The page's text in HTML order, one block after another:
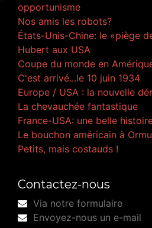
opportunisme
Nos amis les robots?
États-Unis-Chine: le «piège
Hubert aux USA
Coupe du monde en
C'est arrivé...le 10 juin 1934
Europe / USA : la nouvelle
La chevauchée fantastique
France-USA: une belle
Le bouchon américain à
Petits, mais costauds !
Contactez-nous
Via notre formulaire
Envoyez-nous un e-mail